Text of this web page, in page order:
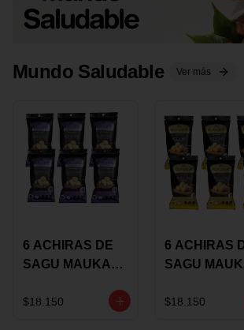
Mundo Saludable Ver más
6 ACHIRAS DE
SAGU MAUKA
$18.150
6 ACHIRAS
SAGU
GRS
$18.150